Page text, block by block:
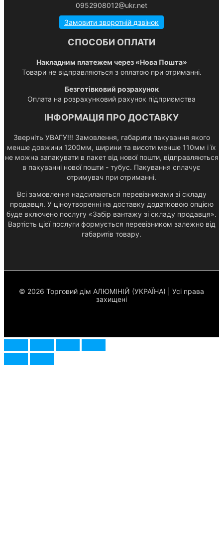
0952908012@ukr.net
Замовити зворотній дзвінок
СПОСОБИ ОПЛАТИ
Накладним платежем через «Нова Пошта»
Товари не відправляються з оплатою при отриманні.
Безготівковий розрахунок
Оплата на розрахунковий рахунок підприємства
ІНФОРМАЦІЯ ПРО ДОСТАВКУ
Зверніть УВАГУ!!! Замовлення, габарити пакування якого
менше довжини 1200мм, ширини та висоти менше 110мм і їх
не можна запакувати в пакет від нової пошти, відправляються
в пакуванні нової пошти - тубус. Пакування сплачує
отримувач при отриманні.
Всі замовлення надсилаються перевізниками зі складу
продавця. У ціноутворенні на доставку додатковою опцією
буде включено послугу «Забір вантажу зі складу продавця».
Вартість цієї послуги формується перевізником залежно від
габаритів товару.
© 2026 Торговий дім АЛЮМІНІЙ (УКРАЇНА) | Усі права
захищені